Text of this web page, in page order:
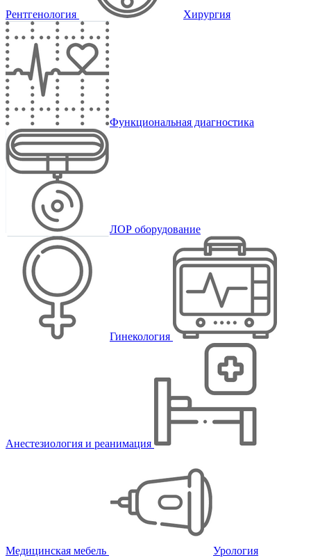
Рентгенология Хирургия
Функциональная диагностика
ЛОР оборудование
Гинекология
Анестезиология и реанимация
Медицинская мебель Урология